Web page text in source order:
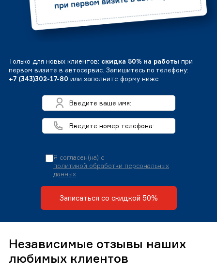
Только для новых клиентов: скидка 50% на работы при
первом визите в автосервис. Запишитесь по телефону:
+7 (343)302-17-80 или заполните форму ниже
Я согласен(на) с
политикой обработки персональных
данных
Записаться со скидкой 50%
Независимые отзывы наших
любимых клиентов